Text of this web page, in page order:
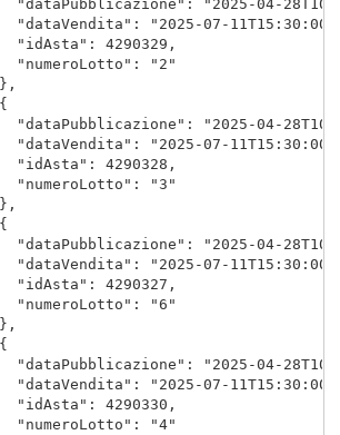
"dataPubblicazione": "2025-04-
"dataVendita": "2025-07-
"idAsta": 4290329,
"numeroLotto": "2"
"dataPubblicazione": "2025-04-
"dataVendita": "2025-07-
"idAsta": 4290328,
"numeroLotto": "3"
"dataPubblicazione": "2025-04-
"dataVendita": "2025-07-
"idAsta": 4290327,
"numeroLotto": "6"
"dataPubblicazione": "2025-04-
"dataVendita": "2025-07-
"idAsta": 4290330,
"numeroLotto": "4"